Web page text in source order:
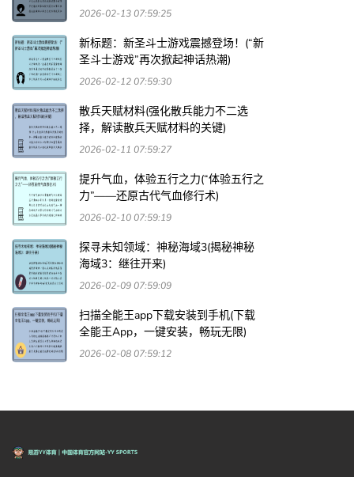
2026-02-13 07:59:25
新标题：新圣斗士游戏震撼登场！(“新
圣斗士游戏”再次掀起神话热潮)
2026-02-12 07:59:30
散兵天赋材料(强化散兵能力不二选
择，解读散兵天赋材料的关键)
2026-02-11 07:59:27
提升气血，体验五行之力(“体验五行之
力”——还原古代气血修行术)
2026-02-10 07:59:19
探寻未知领域：神秘海域3(揭秘神秘
海域3：继往开来)
2026-02-09 07:59:09
扫描全能王app下载安装到手机(下载
全能王App，一键安装，畅玩无限)
2026-02-08 07:59:12